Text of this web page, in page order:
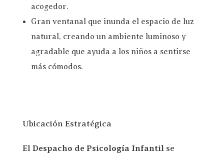
acogedor.
Gran ventanal que inunda el espacio de luz
natural, creando un ambiente luminoso y
agradable que ayuda a los niños a sentirse
más cómodos.
Ubicación Estratégica
El Despacho de Psicología Infantilse